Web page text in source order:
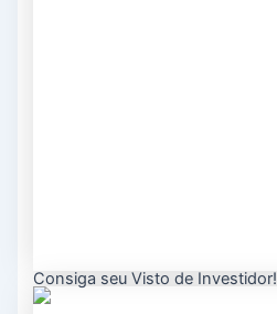
Consiga seu Visto de Investidor!